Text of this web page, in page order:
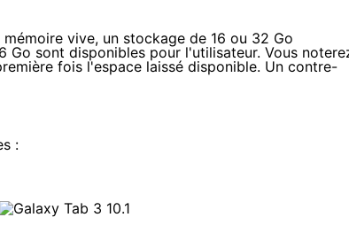
vive, un stockage de 16 ou 32 Go
Go sont disponibles pour l'utilisateur. Vous
fois l'espace laissé disponible. Un contre-
: